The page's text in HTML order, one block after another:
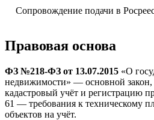
Сопровождение подачи в
Правовая основа
ФЗ №218-ФЗ от 13.07.2015 «О
недвижимости» — основной
кадастровый учёт и регистрацию
61 — требования к техническому
объектов на учёт.